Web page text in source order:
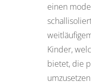
einen
Kinder,
bietet, die